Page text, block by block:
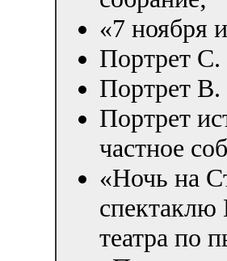
«7 ноября
Портрет
Портрет
Портрет
частное
«Ночь на
спектаклю
театра по